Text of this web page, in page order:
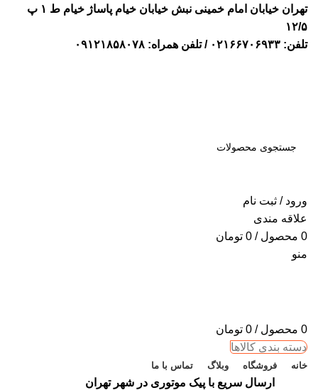
تهران خیابان امام خمینی نبش خیابان خیام پاساژ خیام ط ۱ پ
۱۲/۵
تلفن: ۰۲۱۶۶۷۰۶۹۳۳ / تلفن همراه: ۰۹۱۲۱۸۵۸۰۷۸
ورود / ثبت نام
علاقه مندی
0 محصول /
0 تومان
منو
0 محصول /
0 تومان
دسته بندی کالاها
خانه فروشگاه وبلاگ تماس با ما
ارسال سریع با پیک موتوری در شهر تهران